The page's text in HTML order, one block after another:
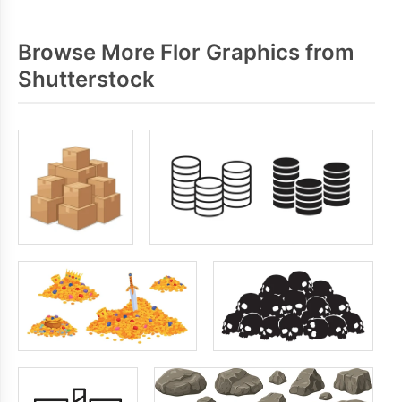
Browse More Flor Graphics from
Shutterstock